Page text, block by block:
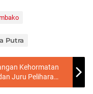
Putra
Kehormatan
Juru Pelihara